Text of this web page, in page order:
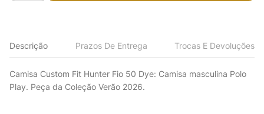
Descrição Prazos De Entrega Trocas E Devoluções
Camisa Custom Fit Hunter Fio 50 Dye: Camisa masculina Polo
Play. Peça da Coleção Verão 2026.